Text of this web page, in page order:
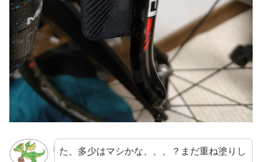
た、多少はマシかな、、、？まだ重ね塗りし